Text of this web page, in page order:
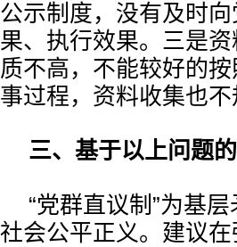
公示制度，没有及时
果、执行效果。三是
质不高，不能较好的
事过程，资料收集也
三、基于以上问题
“党群直议制”为基
社会公平正义。建议